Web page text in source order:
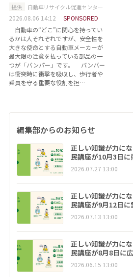
提供 自動車リサイクル促進センター
2026.08.06 14:12
SPONSORED
自動車の“どこ”に関心を持ってい
るかは人それぞれですが、安全性を
大きな使命とする自動車メーカーが
最大限の注意を払っている部品の一
つが「バンパー」です。 バンパー
は衝突時に衝撃を吸収し、歩行者や
乗員を守る重要な役割を担…
編集部からのお知らせ
正しい知識が力に
民講座が10月3日
2026.07.27 13:00
正しい知識が力に
民講座が9月12日
2026.07.13 13:00
正しい知識が力に
民講座が8月8日に
2026.06.15 13:00